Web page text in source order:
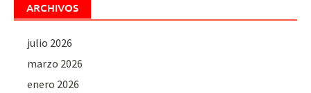
ARCHIVOS
julio 2026
marzo 2026
enero 2026